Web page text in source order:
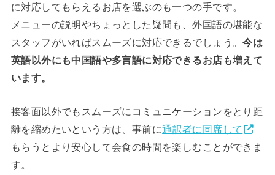
に対応してもらえるお店を選ぶのも一つの手です。
メニューの説明やちょっとした疑問も、外国語の堪能な
スタッフがいればスムーズに対応できるでしょう。今は
英語以外にも中国語や多言語に対応できるお店も増えて
います。
接客面以外でもスムーズにコミュニケーションをとり距
離を縮めたいという方は、事前に通訳者に同席して
もらうとより安心して会食の時間を楽しむことができま
す。